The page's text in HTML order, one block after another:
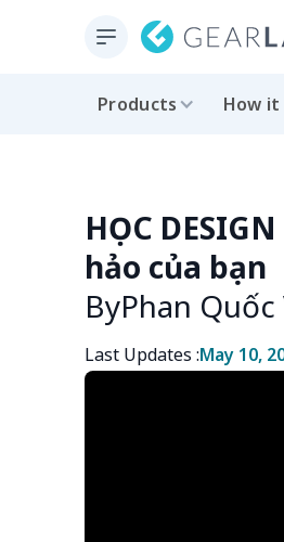
Products How it
HỌC
hảo của bạn
ByPhan
Last Updates :May 10,